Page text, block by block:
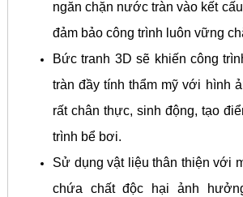
ngăn chặn nước tràn vào kết
đảm bảo công trình luôn vững
Bức tranh 3D sẽ khiến công
tràn đầy tính thẩm mỹ với hình
rất chân thực, sinh động, tạo
trình bể bơi.
Sử dụng vật liệu thân thiện với
chứa chất độc hại ảnh